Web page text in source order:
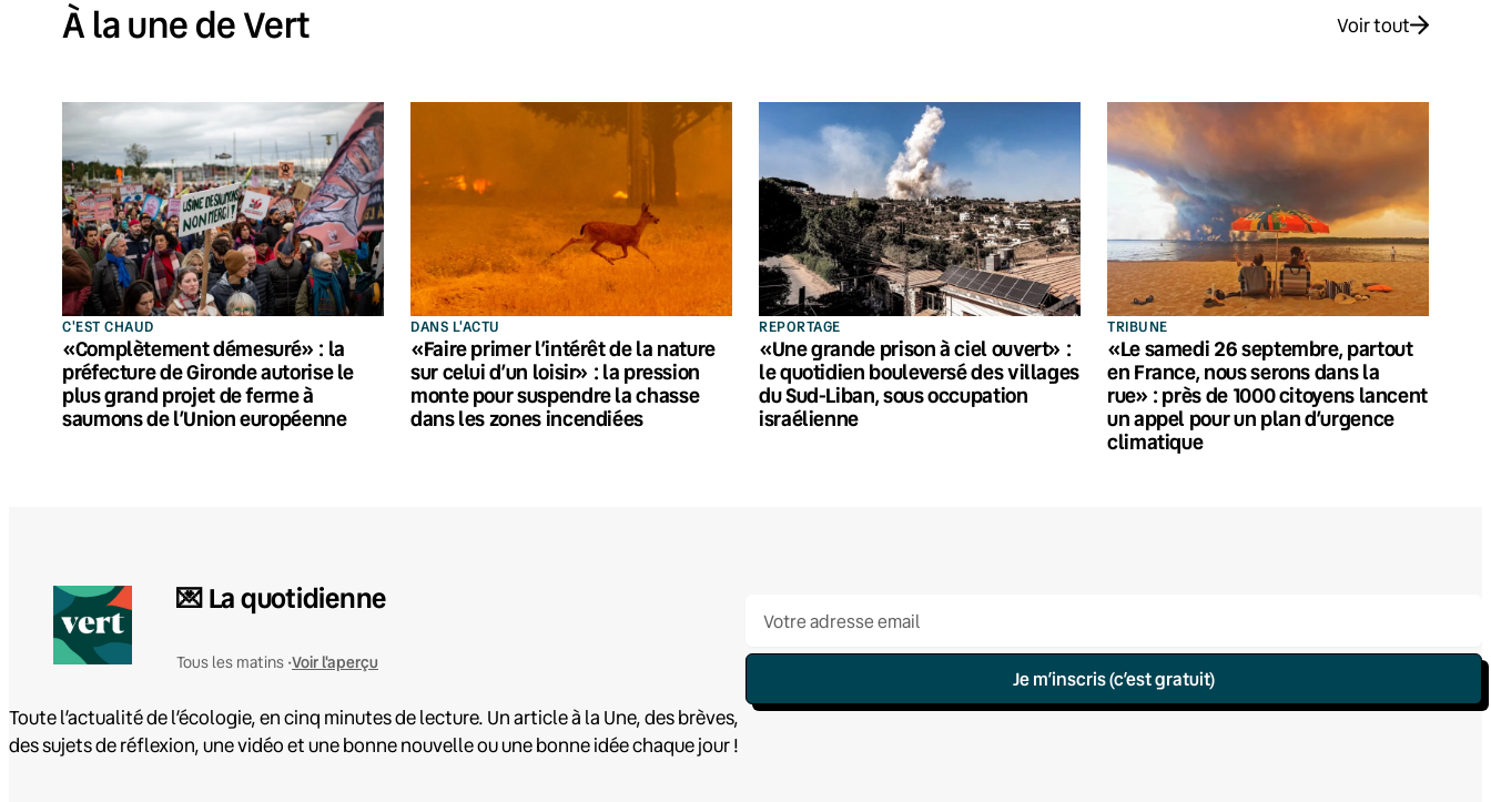
À la une de Vert Voir tout
C'EST CHAUD
«Complètement démesuré» : la
préfecture de Gironde autorise le
plus grand projet de ferme à
saumons de l’Union européenne
DANS L'ACTU
«Faire primer l’intérêt de la nature
sur celui d’un loisir» : la pression
monte pour suspendre la chasse
dans les zones incendiées
REPORTAGE
«Une grande prison à ciel ouvert» :
le quotidien bouleversé des villages
du Sud-Liban, sous occupation
israélienne
TRIBUNE
«Le samedi 26 septembre, partout
en France, nous serons dans la
rue» : près de 1000 citoyens lancent
un appel pour un plan d’urgence
climatique
💌 La quotidienne
Tous les matins •Voir l'aperçu
Toute l’actualité de l’écologie, en cinq minutes de lecture. Un article à la Une, des brèves,
des sujets de réflexion, une vidéo et une bonne nouvelle ou une bonne idée chaque jour !
Je m’inscris (c’est gratuit)